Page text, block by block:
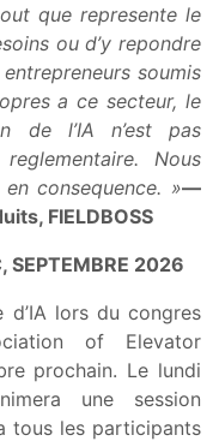
que represente le
ou d’y repondre
soumis
a ce secteur, le
de l’IA n’est pas
Nous
consequence. »—
FIELDBOSS
SEPTEMBRE 2026
d’IA lors du congres
of Elevator
prochain. Le lundi
une session
tous les participants